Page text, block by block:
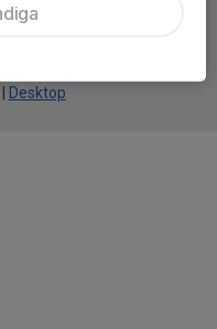
Desktop